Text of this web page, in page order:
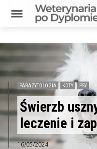
PARAZYTOLOGIA KOTY PSY
Świerzb
leczenie i
16/05/2024